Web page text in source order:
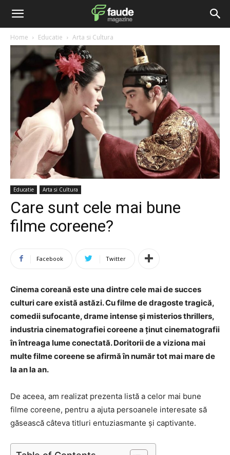
Home Educatie Arta si Cultura
Educatie Arta si Cultura
Care sunt cele mai bune
filme coreene?
Facebook Twitter
Cinema coreană este una dintre cele mai de succes
culturi care există astăzi. Cu filme de dragoste tragică,
comedii sufocante, drame intense și misterios thrillers,
industria cinematografiei coreene a ținut cinematografii
în întreaga lume conectată. Doritorii de a viziona mai
multe filme coreene se afirmă în număr tot mai mare de
la an la an.
De aceea, am realizat prezenta listă a celor mai bune
filme coreene, pentru a ajuta persoanele interesate să
găsească câteva titluri entuziasmante și captivante.